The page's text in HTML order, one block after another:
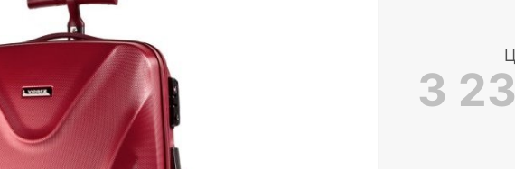
3